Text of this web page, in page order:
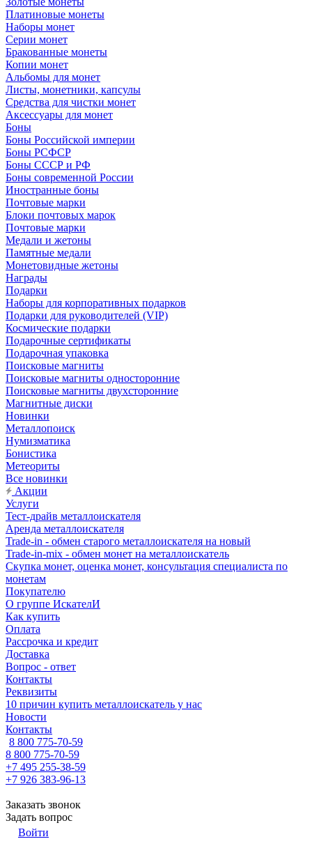
Платиновые монеты
Наборы монет
Серии монет
Бракованные монеты
Копии монет
Альбомы для монет
Листы, монетники, капсулы
Средства для чистки монет
Аксессуары для монет
Боны
Боны Российской империи
Боны РСФСР
Боны СССР и РФ
Боны современной России
Иностранные боны
Почтовые марки
Блоки почтовых марок
Почтовые марки
Медали и жетоны
Памятные медали
Монетовидные жетоны
Награды
Подарки
Наборы для корпоративных подарков
Подарки для руководителей (VIP)
Космические подарки
Подарочные сертификаты
Подарочная упаковка
Поисковые магниты
Поисковые магниты односторонние
Поисковые магниты двухсторонние
Магнитные диски
Новинки
Металлопоиск
Нумизматика
Бонистика
Метеориты
Все новинки
Акции
Услуги
Тест-драйв металлоискателя
Аренда металлоискателя
Trade-in - обмен старого металлоискателя на новый
Trade-in-mix - обмен монет на металлоискатель
Скупка монет, оценка монет, консультация специалиста по
монетам
Покупателю
О группе ИскателИ
Как купить
Оплата
Рассрочка и кредит
Доставка
Вопрос - ответ
Контакты
Реквизиты
10 причин купить металлоискатель у нас
Новости
Контакты
8 800 775-70-59
8 800 775-70-59
+7 495 255-38-59
+7 926 383-96-13
Заказать звонок
Задать вопрос
Войти